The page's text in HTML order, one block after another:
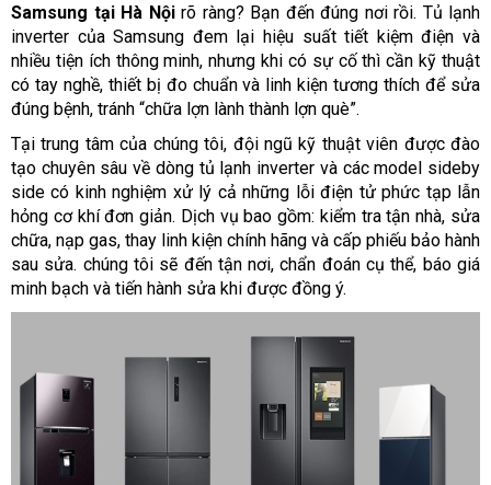
Samsung tại Hà Nộirõ ràng? Bạn đến đúng nơi rồi. Tủ lạnh
inverter của Samsung đem lại hiệu suất tiết kiệm điện và
nhiều tiện ích thông minh, nhưng khi có sự cố thì cần kỹ thuật
có tay nghề, thiết bị đo chuẩn và linh kiện tương thích để sửa
đúng bệnh, tránh “chữa lợn lành thành lợn què”.
Tại trung tâm của chúng tôi, đội ngũ kỹ thuật viên được đào
tạo chuyên sâu về dòng tủ lạnh inverter và các model sideby
side có kinh nghiệm xử lý cả những lỗi điện tử phức tạp lẫn
hỏng cơ khí đơn giản. Dịch vụ bao gồm: kiểm tra tận nhà, sửa
chữa, nạp gas, thay linh kiện chính hãng và cấp phiếu bảo hành
sau sửa. chúng tôi sẽ đến tận nơi, chẩn đoán cụ thể, báo giá
minh bạch và tiến hành sửa khi được đồng ý.